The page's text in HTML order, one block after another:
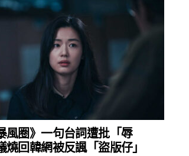
風圈》一句台詞遭批「辱
燒回韓網被反諷「盜版仔」